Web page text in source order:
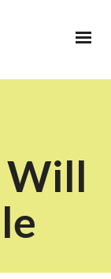
Will